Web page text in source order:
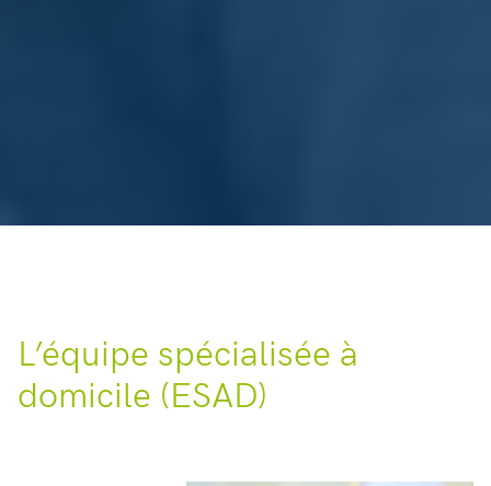
L’équipe spécialisée à
domicile (ESAD)